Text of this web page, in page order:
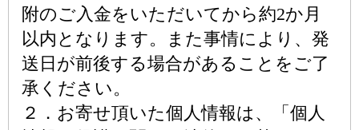
附のご入金をいただいてから約2か月
以内となります。また事情により、発
送日が前後する場合があることをご了
承ください。
２．お寄せ頂いた個人情報は、「個人